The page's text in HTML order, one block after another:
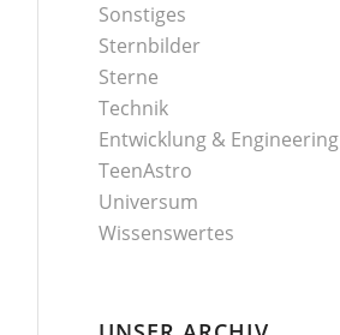
Sonstiges
Sternbilder
Sterne
Technik
Entwicklung & Engineering
TeenAstro
Universum
Wissenswertes